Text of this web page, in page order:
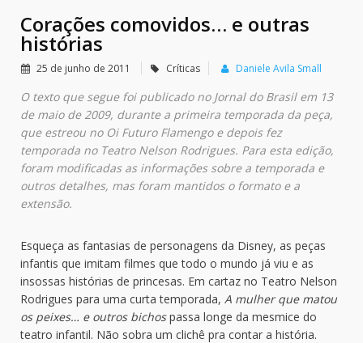
Corações comovidos… e outras
histórias
25 de junho de 2011 Críticas Daniele Avila Small
O texto que segue foi publicado no Jornal do Brasil em 13
de maio de 2009, durante a primeira temporada da peça,
que estreou no Oi Futuro Flamengo e depois fez
temporada no Teatro Nelson Rodrigues. Para esta edição,
foram modificadas as informações sobre a temporada e
outros detalhes, mas foram mantidos o formato e a
extensão.
Esqueça as fantasias de personagens da Disney, as peças
infantis que imitam filmes que todo o mundo já viu e as
insossas histórias de princesas. Em cartaz no Teatro Nelson
Rodrigues para uma curta temporada, A mulher que matou
os peixes… e outros bichospassa longe da mesmice do
teatro infantil. Não sobra um clichê pra contar a história.